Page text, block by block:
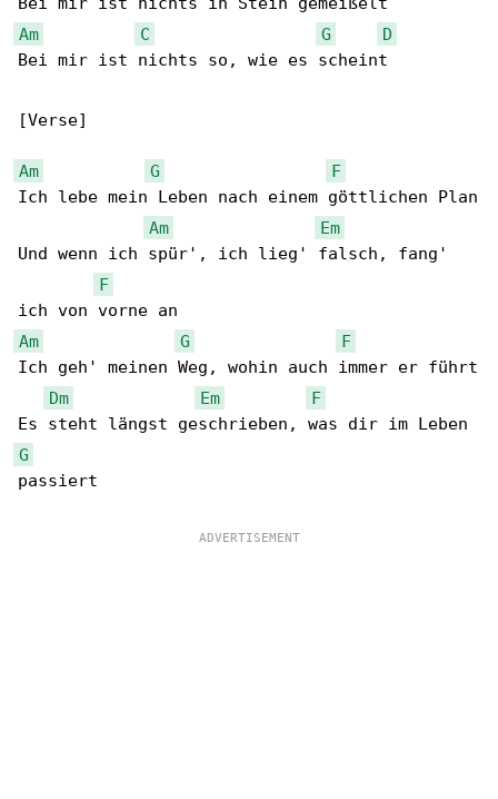
Am
C G
D
Bei mir ist nichts so, wie es scheint
[Verse]
Am G
F
Ich lebe mein Leben nach einem göttlichen Plan
Am
Em
Und wenn ich spür', ich lieg' falsch, fang'
F
Am
G
F
Ich geh' meinen Weg, wohin auch immer er führt
Dm
Em
F
G
passiert